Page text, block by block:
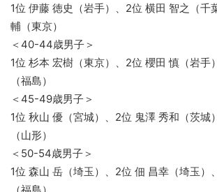
1位 伊藤 徳史（岩手）、2位 横田 智之（千
輔（東京）
＜40-44歳男子＞
1位 杉本 宏樹（東京）、2位 櫻田 慎（岩手
（福島）
＜45-49歳男子＞
1位 秋山 優（宮城）、2位 鬼澤 秀和（茨城
（山形）
＜50-54歳男子＞
1位 森山 岳（埼玉）、2位 佃 昌幸（埼玉）
（福島）